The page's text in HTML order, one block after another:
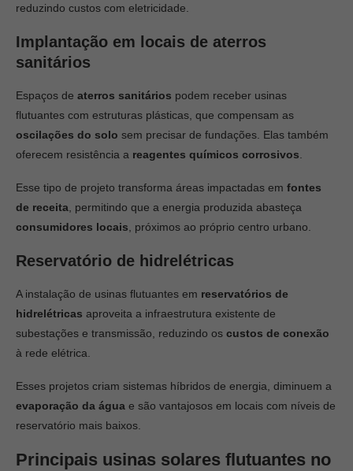
reduzindo custos com eletricidade.
Implantação em locais de aterros
sanitários
Espaços de aterros sanitários podem receber usinas
flutuantes com estruturas plásticas, que compensam as
oscilações do solo sem precisar de fundações. Elas também
oferecem resistência a reagentes químicos corrosivos
Esse tipo de projeto transforma áreas impactadas em fontes
de receita , permitindo que a energia produzida abasteça
consumidores locais , próximos ao próprio centro urbano.
Reservatório de hidrelétricas
A instalação de usinas flutuantes em reservatórios de
hidrelétricas aproveita a infraestrutura existente de
subestações e transmissão, reduzindo os custos de conexão
à rede elétrica.
Esses projetos criam sistemas híbridos de energia, diminuem a
evaporação da água e são vantajosos em locais com níveis de
reservatório mais baixos.
Principais usinas solares flutuantes no